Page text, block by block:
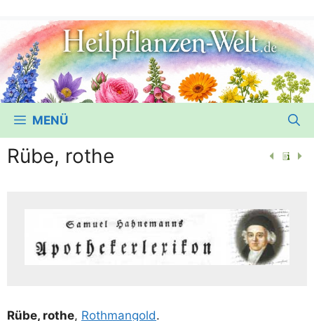
MENÜ
Rübe, rothe
Rübe, rothe, Roth­m­an­gold.